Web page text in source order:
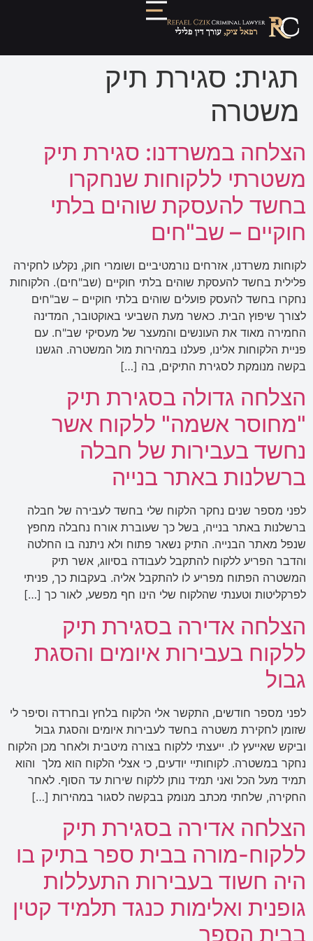
תגית: סגירת תיק
משטרה
הצלחה במשרדנו: סגירת תיק
משטרתי ללקוחות שנחקרו
בחשד להעסקת שוהים בלתי
חוקיים – שב"חים
לקוחות משרדנו, אזרחים נורמטיביים ושומרי חוק, נקלעו לחקירה
פלילית בחשד להעסקת שוהים בלתי חוקיים (שב"חים). הלקוחות
נחקרו בחשד להעסק פועלים שוהים בלתי חוקיים – שב"חים
לצורך שיפוץ הבית. כאשר מעת השביעי באוקטובר, המדינה
החמירה מאוד את העונשים והמעצר של מעסיקי שב"ח. עם
פניית הלקוחות אלינו, פעלנו במהירות מול המשטרה. הגשנו
בקשה מנומקת לסגירת התיקים, בה […]
הצלחה גדולה בסגירת תיק
"מחוסר אשמה" ללקוח אשר
נחשד בעבירות של חבלה
ברשלנות באתר בנייה
לפני מספר שנים נחקר הלקוח שלי בחשד לעבירה של חבלה
ברשלנות באתר בנייה, בשל כך שעוברת אורח נחבלה מחפץ
שנפל מאתר הבנייה. התיק נשאר פתוח ולא ניתנה בו החלטה
והדבר הפריע ללקוח להתקבל לעבודה בסיווג, אשר תיק
המשטרה הפתוח מפריע לו להתקבל אליה. בעקבות כך, פניתי
לפרקליטות וטענתי שהלקוח שלי הינו חף מפשע, לאור כך […]
הצלחה אדירה בסגירת תיק
ללקוח בעבירות איומים והסגת
גבול
לפני מספר חודשים, התקשר אלי הלקוח בלחץ ובחרדה וסיפר לי
שזומן לחקירת משטרה בחשד לעבירות איומים והסגת גבול
וביקש שאייעץ לו. ייעצתי ללקוח בצורה מיטבית ולאחר מכן הלקוח
נחקר במשטרה. לקוחותיי יודעים, כי אצלי הלקוח הוא מלך והוא
תמיד מעל הכל ואני תמיד נותן ללקוח שירות עד הסוף. לאחר
החקירה, שלחתי מכתב מנומק בבקשה לסגור במהירות […]
הצלחה אדירה בסגירת תיק
ללקוח-מורה בבית ספר בתיק בו
היה חשוד בעבירות התעללות
גופנית ואלימות כנגד תלמיד קטין
בבית הספר